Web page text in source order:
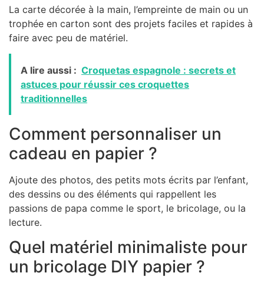
La carte décorée à la main, l’empreinte de main ou un
trophée en carton sont des projets faciles et rapides à
faire avec peu de matériel.
A lire aussi : Croquetas espagnole : secrets et
astuces pour réussir ces croquettes
traditionnelles
Comment personnaliser un
cadeau en papier ?
Ajoute des photos, des petits mots écrits par l’enfant,
des dessins ou des éléments qui rappellent les
passions de papa comme le sport, le bricolage, ou la
lecture.
Quel matériel minimaliste pour
un bricolage DIY papier ?